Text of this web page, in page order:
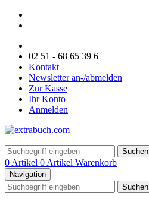
02 51 - 68 65 39 6
Kontakt
Newsletter an-/abmelden
Zur Kasse
Ihr Konto
Anmelden
Suchen
0 Artikel 0 Artikel Warenkorb
Navigation
Suchen